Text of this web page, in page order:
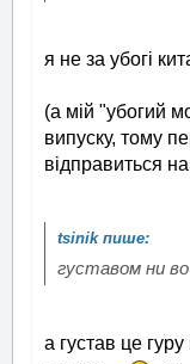
я не за убогі
(а мій "убогий
випуску, тому
відправиться
густавом ни
а густав це